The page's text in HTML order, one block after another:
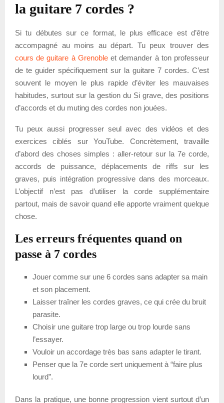
la guitare 7 cordes ?
Si tu débutes sur ce format, le plus efficace est d’être
accompagné au moins au départ. Tu peux trouver des
cours de guitare à Grenobleet demander à ton professeur
de te guider spécifiquement sur la guitare 7 cordes. C’est
souvent le moyen le plus rapide d’éviter les mauvaises
habitudes, surtout sur la gestion du Si grave, des positions
d’accords et du muting des cordes non jouées.
Tu peux aussi progresser seul avec des vidéos et des
exercices ciblés sur YouTube. Concrètement, travaille
d’abord des choses simples : aller-retour sur la 7e corde,
accords de puissance, déplacements de riffs sur les
graves, puis intégration progressive dans des morceaux.
L’objectif n’est pas d’utiliser la corde supplémentaire
partout, mais de savoir quand elle apporte vraiment quelque
chose.
Les erreurs fréquentes quand on
passe à 7 cordes
Jouer comme sur une 6 cordes sans adapter sa main
et son placement.
Laisser traîner les cordes graves, ce qui crée du bruit
parasite.
Choisir une guitare trop large ou trop lourde sans
l’essayer.
Vouloir un accordage très bas sans adapter le tirant.
Penser que la 7e corde sert uniquement à “faire plus
lourd”.
Dans la pratique, une bonne progression vient surtout d’un